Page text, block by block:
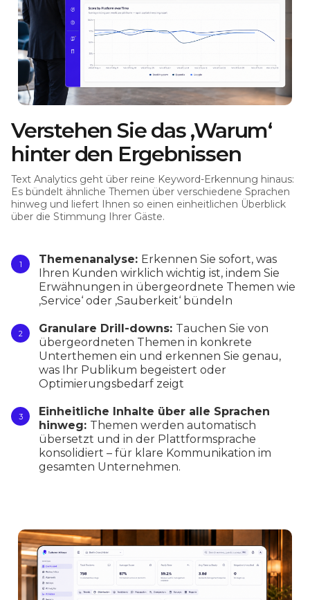
Verstehen Sie das ‚Warum‘
hinter den Ergebnissen
Text Analytics geht über reine Keyword-Erkennung hinaus:
Es bündelt ähnliche Themen über verschiedene Sprachen
hinweg und liefert Ihnen so einen einheitlichen Überblick
über die Stimmung Ihrer Gäste.
Themenanalyse: Erkennen Sie sofort, was
Ihren Kunden wirklich wichtig ist, indem Sie
Erwähnungen in übergeordnete Themen wie
‚Service‘ oder ‚Sauberkeit‘ bündeln
Granulare Drill-downs: Tauchen Sie von
übergeordneten Themen in konkrete
Unterthemen ein und erkennen Sie genau,
was Ihr Publikum begeistert oder
Optimierungsbedarf zeigt
Einheitliche Inhalte über alle Sprachen
hinweg: Themen werden automatisch
übersetzt und in der Plattformsprache
konsolidiert – für klare Kommunikation im
gesamten Unternehmen.